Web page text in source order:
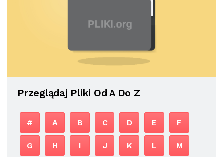
Przeglądaj Pliki Od A Do Z
# A B C D E F
G H I J K L M